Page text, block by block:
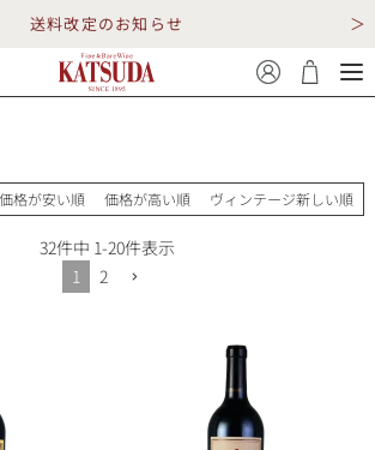
送料改定のお知らせ
勝田商店について
価格が安い順 価格が高い順 ヴィンテージ新しい順
32件中 1-20件表示
1
2